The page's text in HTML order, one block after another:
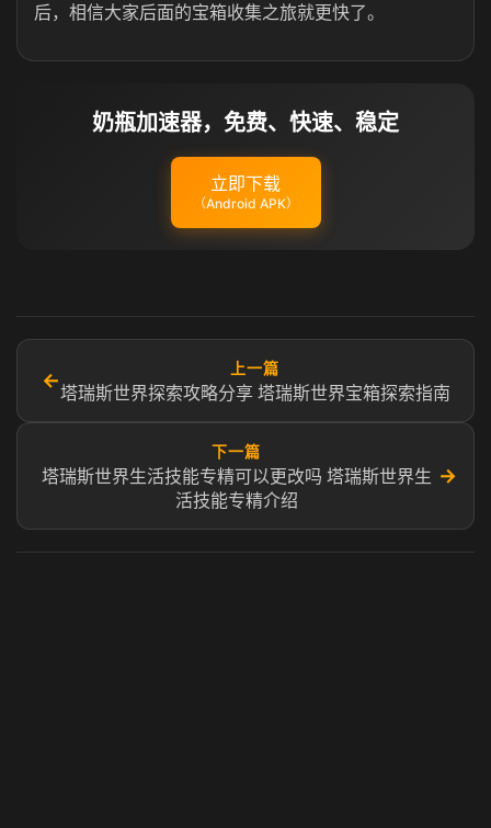
后，相信大家后面的宝箱收集之旅就更快了。
奶瓶加速器，免费、快速、稳定
立即下载
（Android APK）
←
上一篇
塔瑞斯世界探索攻略分享 塔瑞斯世界宝箱探索指南
下一篇
塔瑞斯世界生活技能专精可以更改吗 塔瑞斯世界生
活技能专精介绍
→